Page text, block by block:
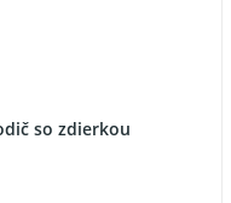
so zdierkou